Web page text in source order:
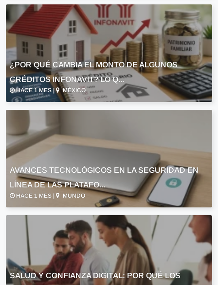
¿POR QUÉ CAMBIA EL MONTO DE ALGUNOS
CRÉDITOS INFONAVIT? LO Q...
HACE 1 MES | MÉXICO
AVANCES TECNOLÓGICOS EN LA SEGURIDAD EN
LÍNEA DE LAS PLATAFO...
HACE 1 MES | MUNDO
SALUD Y CONFIANZA DIGITAL: POR QUÉ LOS